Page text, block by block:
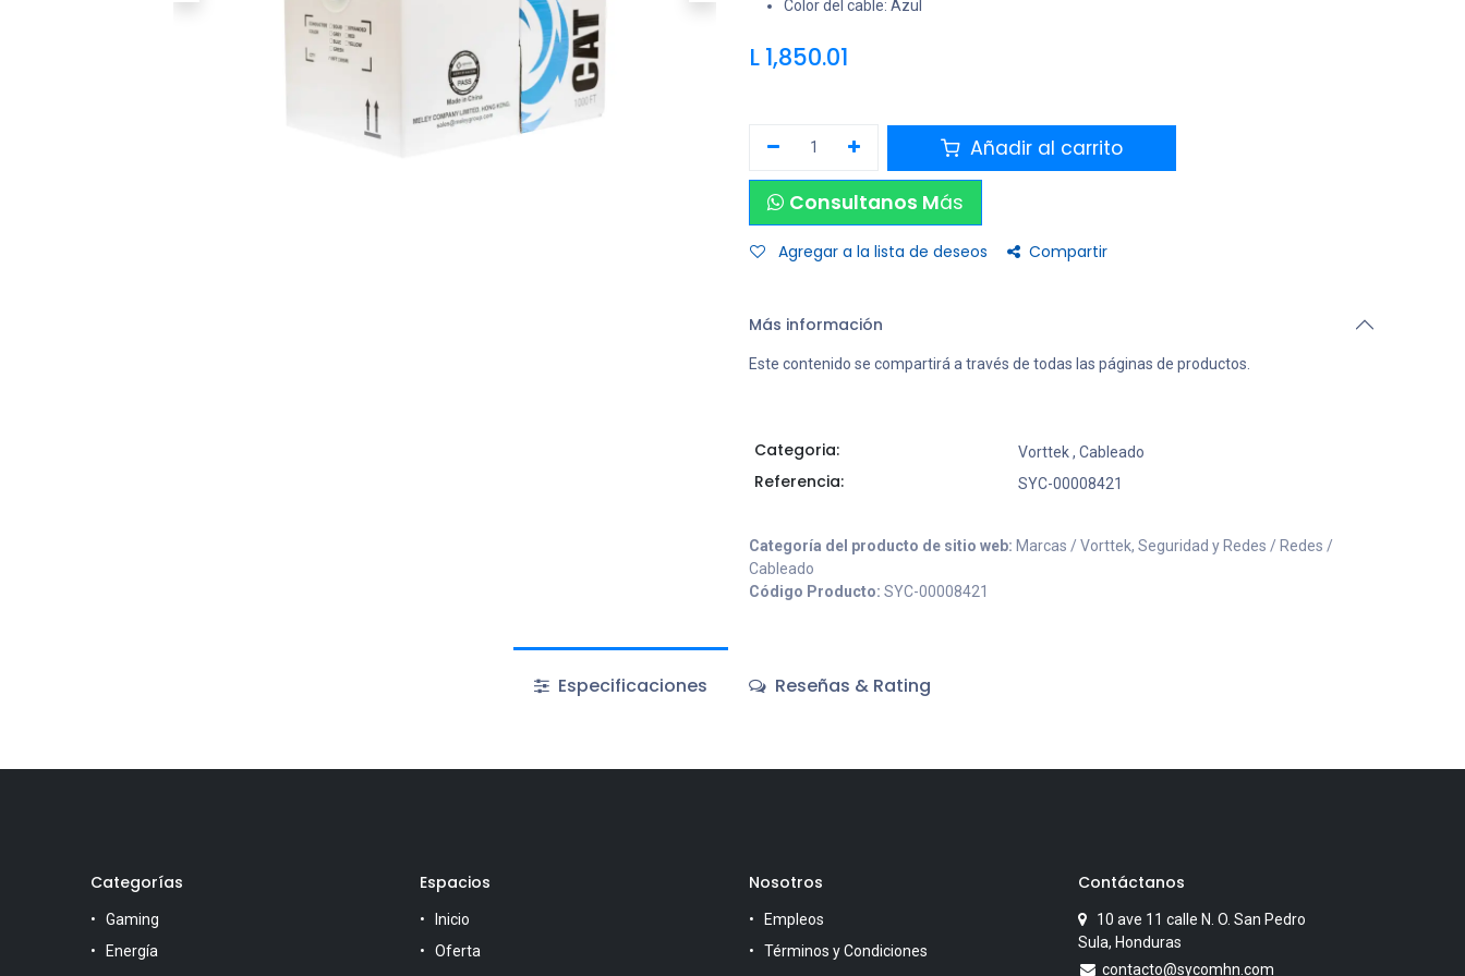
Color del cable: Azul
L 1,850.01
Añadir al carrito
Consultanos Más
Agregar a la lista de deseos Compartir
Más información
Este contenido se compartirá a través de todas las páginas de productos.
Categoria: Vorttek, Cableado
Referencia: SYC-00008421
Categoría del producto de sitio web: Marcas / Vorttek, Seguridad y Redes / Redes /
Cableado
Código Producto: SYC-00008421
Especificaciones Reseñas & Rating
Categorías
Gaming
Energía
Espacios
Inicio
Oferta
Nosotros
Empleos
Términos y Condiciones
Contáctanos
10 ave 11 calle N. O. San Pedro
Sula, Honduras
contacto@sycomhn.com